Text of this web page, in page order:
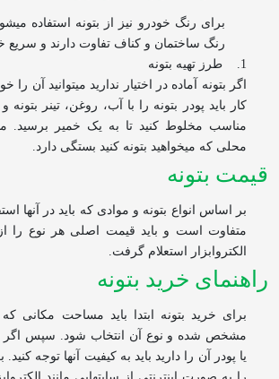
برای رنگ خودرو نیز از بتونه استفاده می
رنگ ساختمان و کناف تفاوت دارند و
1.
طرز تهیه بتونه
اگر بتونه آماده در اختیار ندارید می‏توانید آن را
کار باید پودر بتونه را با آب، روغن، تینر
مناسب مخلوط کنید تا به یک خمیر برسید.
محلی که می‏خواهید بتونه کنید بستگی دارد.
قیمت بتونه
بر اساس انواع بتونه و موادی که باید در آن‏ها
متفاوت است و باید قیمت اصلی هر نوع را از
الکتروابزار استعلام گرفت.
راهنمای خرید بتونه
برای خرید بتونه ابتدا باید مساحت مکانی
مشخص شده و نوع آن انتخاب شود. سپس اگر
یا پودر آن را دارید باید به کیفیت آن‏ها توجه کنید.